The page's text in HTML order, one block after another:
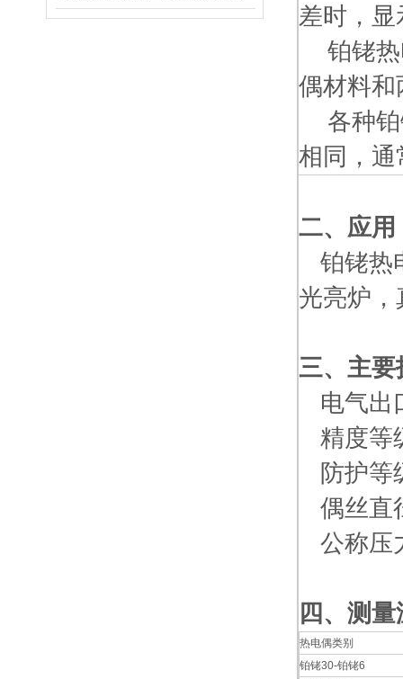
差时，
铂铑热
偶材料和
各种铂
相同，通
二、 应用
铂铑热
光亮炉
三、主要
电气出
精度等
防护等
偶丝直
公称压
四、测
热电偶类别
铂铑30-铂铑6